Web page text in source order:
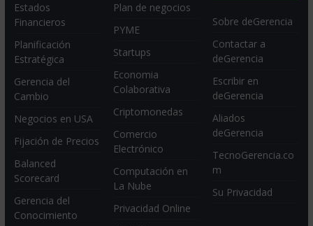
Estados
Financieros
Planificación
Estratégica
Gerencia del
Cambio
Negocios en USA
Fijación de Precios
Balanced
Scorecard
Gerencia del
Conocimiento
Plan de negocios
PYME
Startups
Economia
Colaborativa
Criptomonedas
Comercio
Electrónico
Computación en
La Nube
Privacidad Online
Sobre deGerencia
Contactar a
deGerencia
Escribir en
deGerencia
Aliados
deGerencia
TecnoGerencia.co
m
Su Privacidad